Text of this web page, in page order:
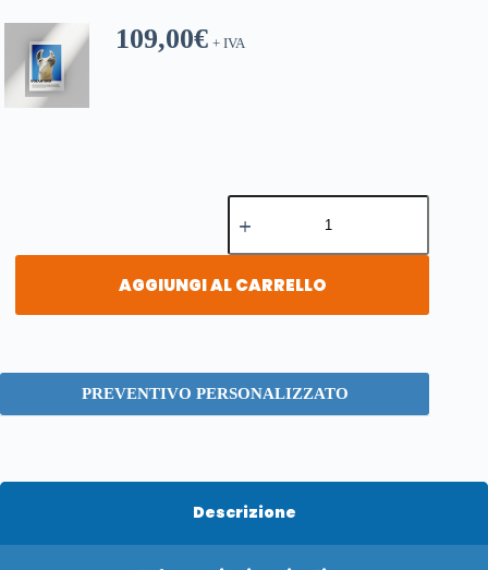
109,00€ + IVA
AGGIUNGI AL CARRELLO
PREVENTIVO PERSONALIZZATO
Descrizione